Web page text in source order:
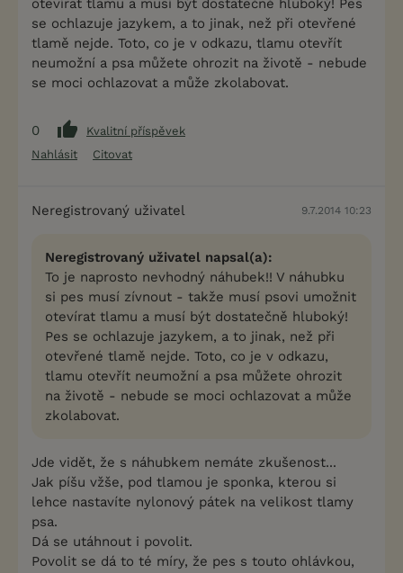
otevírat tlamu a musí být dostatečně hluboký! Pes
se ochlazuje jazykem, a to jinak, než při otevřené
tlamě nejde. Toto, co je v odkazu, tlamu otevřít
neumožní a psa můžete ohrozit na životě - nebude
se moci ochlazovat a může zkolabovat.
0
Kvalitní příspěvek
Nahlásit
Citovat
Neregistrovaný uživatel 9.7.2014 10:23
Neregistrovaný uživatel napsal(a):
To je naprosto nevhodný náhubek!! V náhubku
si pes musí zívnout - takže musí psovi umožnit
otevírat tlamu a musí být dostatečně hluboký!
Pes se ochlazuje jazykem, a to jinak, než při
otevřené tlamě nejde. Toto, co je v odkazu,
tlamu otevřít neumožní a psa můžete ohrozit
na životě - nebude se moci ochlazovat a může
zkolabovat.
Jde vidět, že s náhubkem nemáte zkušenost...
Jak píšu vžše, pod tlamou je sponka, kterou si
lehce nastavíte nylonový pátek na velikost tlamy
psa.
Dá se utáhnout i povolit.
Povolit se dá to té míry, že pes s touto ohlávkou,